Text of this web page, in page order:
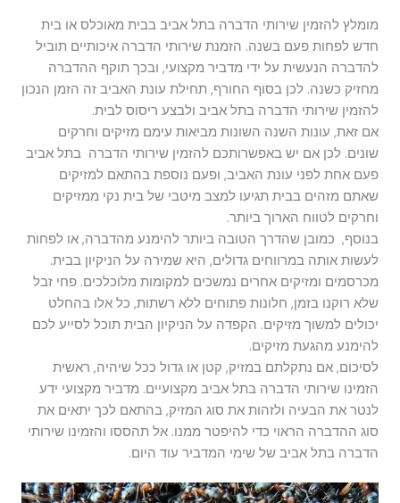
מומלץ להזמין שירותי הדברה בתל אביב בבית מאוכלס או בית
חדש לפחות פעם בשנה. הזמנת שירותי הדברה איכותיים תוביל
להדברה הנעשית על ידי מדביר מקצועי, ובכך תוקף ההדברה
מחזיק כשנה. לכן בסוף החורף, תחילת עונת האביב זה הזמן הנכון
להזמין שירותי הדברה בתל אביב ולבצע ריסוס לבית.
אם זאת, עונות השנה השונות מביאות עימם מזיקים וחרקים
שונים. לכן אם יש באפשרותכם להזמין שירותי הדברה בתל אביב
פעם אחת לפני עונת האביב, ופעם נוספת בהתאם למזיקים
שאתם מזהים בבית תגיעו למצב מיטבי של בית נקי ממזיקים
וחרקים לטווח הארוך ביותר.
בנוסף, כמובן שהדרך הטובה ביותר להימנע מהדברה, או לפחות
לעשות אותה במרווחים גדולים, היא שמירה על הניקיון בבית.
מכרסמים ומזיקים אחרים נמשכים למקומות מלוכלכים. פחי זבל
שלא רוקנו בזמן, חלונות פתוחים ללא רשתות, כל אלו בהחלט
יכולים למשוך מזיקים. הקפדה על הניקיון הבית תוכל לסייע לכם
להימנע מהגעת מזיקים.
לסיכום, אם נתקלתם במזיק, קטן או גדול ככל שיהיה, ראשית
הזמינו שירותי הדברה בתל אביב מקצועיים. מדביר מקצועי ידע
לנטר את הבעיה ולזהות את סוג המזיק, בהתאם לכך יתאים את
סוג ההדברה הראוי כדי להיפטר ממנו. אל תהססו והזמינו שירותי
הדברה בתל אביב של שימי המדביר עוד היום.